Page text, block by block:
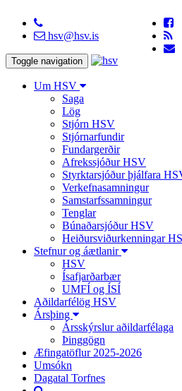
hsv@hsv.is
Toggle navigation
Um HSV
Saga
Lög
Stjórn HSV
Stjórnarfundir
Fundargerðir
Afrekssjóður HSV
Styrktarsjóður þjálfara
Verkefnasamningur
Samstarfssamningur
Tenglar
Búnaðarsjóður HSV
Heiðursviðurkenningar
Stefnur og áætlanir
HSV
Ísafjarðarbær
UMFÍ og ÍSÍ
Aðildarfélög HSV
Ársþing
Ársskýrslur aðildarfélaga
Þinggögn
Æfingatöflur 2025-2026
Umsókn
Dagatal Torfnes